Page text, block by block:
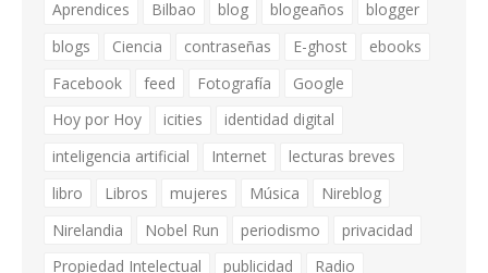
Aprendices Bilbao blog blogeaños
blogger
blogs
Ciencia contraseñas E-ghost
ebooks
Facebook
feed Fotografía
Google
Hoy por Hoy
icities
identidad digital
inteligencia artificial
Internet
lecturas breves
libro
Libros mujeres Música
Nireblog
Nirelandia
Nobel Run periodismo
privacidad
Propiedad Intelectual
publicidad Radio